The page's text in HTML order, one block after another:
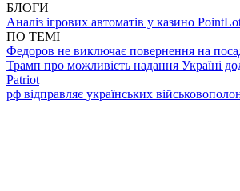
БЛОГИ
Аналіз ігрових автоматів у казино
ПО ТЕМІ
Федоров не виключає повернення на
Трамп про можливість надання Україні
Patriot
рф відправляє українських